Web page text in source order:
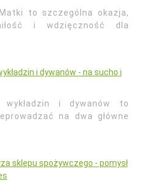
to szczególna okazja,
i wdzięczność dla
i dywanów - na sucho i
wykładzin i dywanów to
na dwa główne
sklepu spożywczego - pomysł